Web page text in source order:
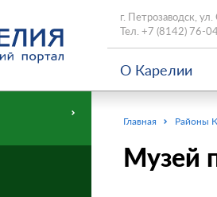
г. Петрозаводск,
Тел. +7 (8142) 76-
О Карелии
Главная Районы
Музей